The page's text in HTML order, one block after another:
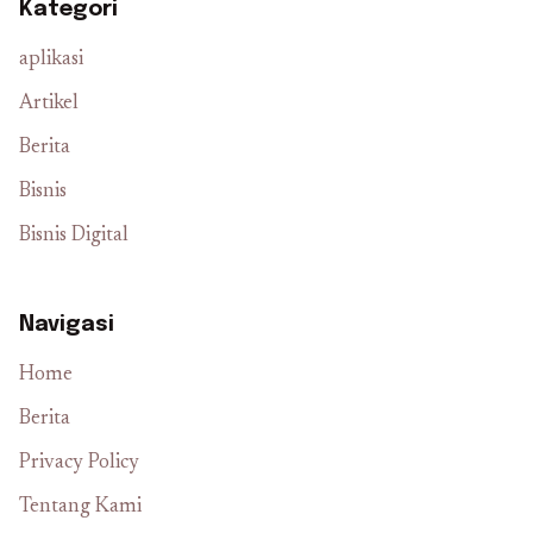
Kategori
aplikasi
Artikel
Berita
Bisnis
Bisnis Digital
Navigasi
Home
Berita
Privacy Policy
Tentang Kami